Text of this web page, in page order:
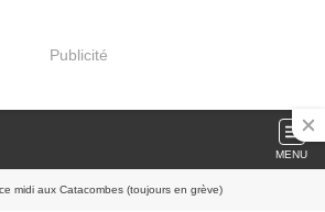
Publicité
MENU
midi aux Catacombes (toujours en grève)